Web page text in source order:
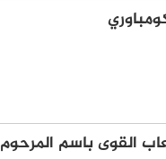
القوى باسم المرحوم